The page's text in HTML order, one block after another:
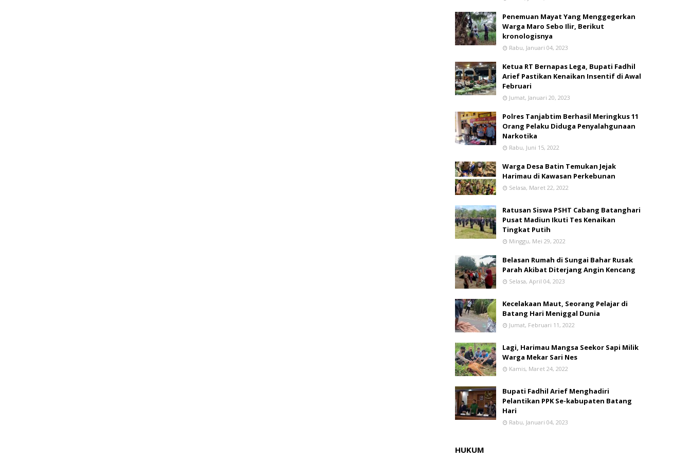
Penemuan Mayat Yang Menggegerkan
Warga Maro Sebo Ilir, Berikut
kronologisnya
Rabu, Januari 04, 2023
Ketua RT Bernapas Lega, Bupati Fadhil
Arief Pastikan Kenaikan Insentif di Awal
Februari
Jumat, Januari 20, 2023
Polres Tanjabtim Berhasil Meringkus 11
Orang Pelaku Diduga Penyalahgunaan
Narkotika
Rabu, Juni 15, 2022
Warga Desa Batin Temukan Jejak
Harimau di Kawasan Perkebunan
Selasa, Maret 22, 2022
Ratusan Siswa PSHT Cabang Batanghari
Pusat Madiun Ikuti Tes Kenaikan
Tingkat Putih
Minggu, Mei 29, 2022
Belasan Rumah di Sungai Bahar Rusak
Parah Akibat Diterjang Angin Kencang
Selasa, April 04, 2023
Kecelakaan Maut, Seorang Pelajar di
Batang Hari Meniggal Dunia
Jumat, Februari 11, 2022
Lagi, Harimau Mangsa Seekor Sapi Milik
Warga Mekar Sari Nes
Kamis, Maret 24, 2022
Bupati Fadhil Arief Menghadiri
Pelantikan PPK Se-kabupaten Batang
Hari
Rabu, Januari 04, 2023
HUKUM